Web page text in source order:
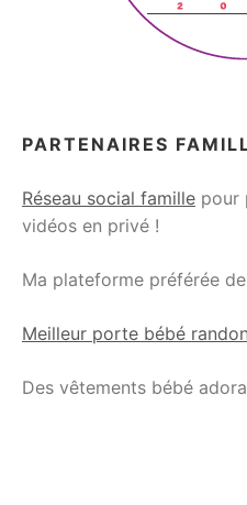
PARTENAIRES
Réseau social famille pour
vidéos en privé !
Ma plateforme préférée de
Meilleur porte bébé
Des vêtements bébé